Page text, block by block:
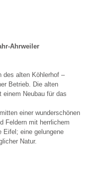
Ahrweiler
des alten Köhlerhof –
Betrieb. Die alten
einem Neubau für das
einer wunderschönen
Feldern mit herrlichem
Eifel; eine gelungene
Natur.